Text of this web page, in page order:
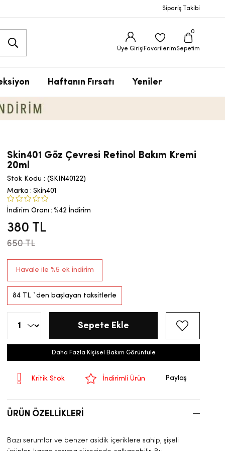
Sipariş Takibi
Üye Girişi FavorilerimSepetim
0
Haftanın Fırsatı Yeniler
Skin401 Göz Çevresi Retinol Bakım Kremi
20ml
Stok Kodu
(SKIN40122)
Marka : Skin401
İndirim Oranı : %42 İndirim
650 TL
380 TL
Havale ile %5 ek indirim
84 TL `den başlayan taksitlerle
Daha Fazla Kişisel Bakım Görüntüle
Kritik Stok İndirimli Ürün Paylaş
ÜRÜN ÖZELLIKLERI
Bazı serumlar ve benzer asidik içeriklere sahip, şişeli